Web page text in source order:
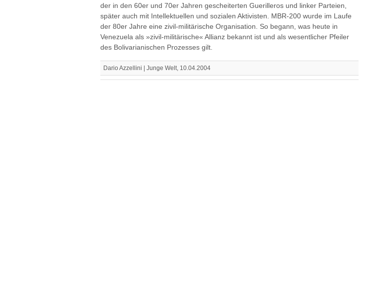
der in den 60er und 70er Jahren gescheiterten Guerilleros und linker Parteien,
später auch mit Intellektuellen und sozialen Aktivisten. MBR-200 wurde im Laufe
der 80er Jahre eine zivil-militärische Organisation. So begann, was heute in
Venezuela als »zivil-militärische« Allianz bekannt ist und als wesentlicher Pfeiler
des Bolivarianischen Prozesses gilt.
Dario Azzellini | Junge Welt, 10.04.2004